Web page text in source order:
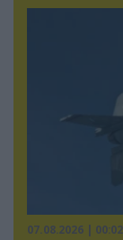
07.08.2026 | 00:02